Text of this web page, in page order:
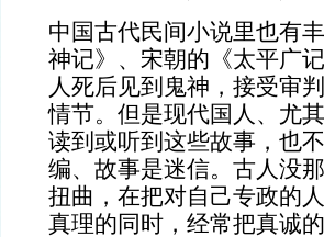
中国古代民间小说里也有
神记》、宋朝的《太平广
人死后见到鬼神，接受审
情节。但是现代国人、尤
读到或听到这些故事，也
编、故事是迷信。古人没
扭曲，在把对自己专政的
真理的同时，经常把真诚